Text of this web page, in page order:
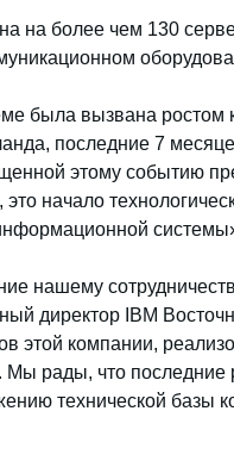
на более чем 130
была вызвана
последние 7
этому событию
начало
нашему
директор IBM
этой компании,
рады, что последние
технической базы